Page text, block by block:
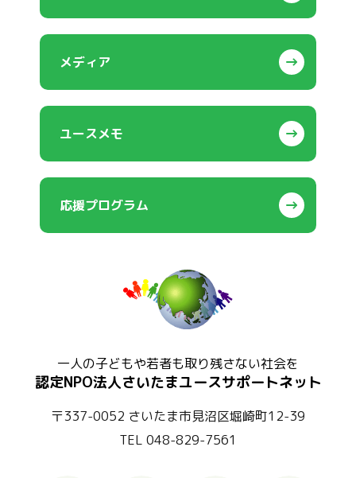
メディア
ユースメモ
応援プログラム
一人の子どもや若者も取り残さない社会を
認定NPO法人さいたまユースサポートネット
〒337-0052 さいたま市見沼区堀崎町12-39
TEL 048-829-7561